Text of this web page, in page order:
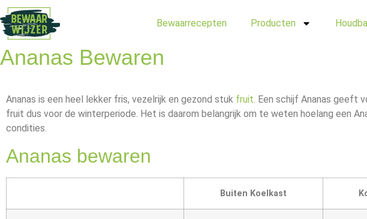
Bewaarrecepten Producten
Ananas Bewaren
Ananas is een heel lekker fris, vezelrijk en gezond stuk fruit. Een schijf Ananas geeft
fruit dus voor de winterperiode. Het is daarom belangrijk om te weten hoelang een
condities.
Ananas bewaren
Buiten Koelkast